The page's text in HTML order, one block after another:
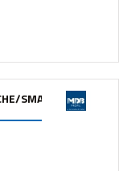
SMARTY/